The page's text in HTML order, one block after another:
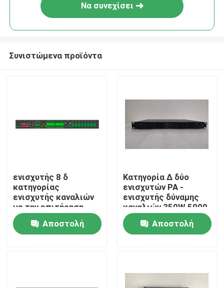
Σπίτι
Βίντεο
Να συνεχίσει
Συνιστώμενα προϊόντα
ενισχυτής 8 δ
κατηγορίας
ενισχυτής καναλιών
με την επιτήρηση
γραμμών ομιλητών
μεταστροφής
ελαττωμάτων
Αποστολή
Κατηγορία Δ δύο
ενισχυτών PA -
ενισχυτής δύναμης
καναλιών 350W 5000
Watt
Αποστολή